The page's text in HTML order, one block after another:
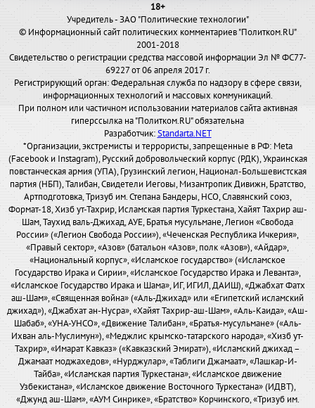
18+
Учредитель - ЗАО "Политические технологии"
© Информационный сайт политических комментариев "Политком.RU"
2001-2018
Свидетельство о регистрации средства массовой информации Эл № ФС77-
69227 от 06 апреля 2017 г.
Регистрирующий орган: Федеральная служба по надзору в сфере связи,
информационных технологий и массовых коммуникаций.
При полном или частичном использовании материалов сайта активная
гиперссылка на "Политком.RU" обязательна
Разработчик:Standarta.NET
*Организации, экстремисты и террористы, запрещенные в РФ: Meta
(Facebook и Instagram), Русский добровольческий корпус (РДК), Украинская
повстанческая армия (УПА), Грузинский легион, Национал-Большевистская
партия (НБП), Талибан, Свидетели Иеговы, Мизантропик Дивижн, Братство,
Артподготовка, Тризуб им. Степана Бандеры, НСО, Славянский союз,
Формат-18, Хизб ут-Тахрир, Исламская партия Туркестана, Хайят Тахрир аш-
Шам, Таухид валь-Джихад, АУЕ, Братья мусульмане, Легион «Свобода
России» («Легион Свобода России»), «Чеченская Республика Ичкерия»,
«Правый сектор», «Азов» (батальон «Азов», полк «Азов»), «Айдар»,
«Национальный корпус», «Исламское государство» («Исламское
Государство Ирака и Сирии», «Исламское Государство Ирака и Леванта»,
«Исламское Государство Ирака и Шама», ИГ, ИГИЛ, ДАИШ), «Джабхат Фатх
аш-Шам», «Священная война» («Аль-Джихад» или «Египетский исламский
джихад»), «Джабхат ан-Нусра», «Хайят Тахрир-аш-Шам», «Аль-Каида», «Аш-
Шабаб», «УНА-УНСО», «Движение Талибан», «Братья-мусульмане» («Аль-
Ихван аль-Муслимун»), «Меджлис крымско-татарского народа», «Хизб ут-
Тахрир», «Имарат Кавказ» («Кавказский Эмират»), «Исламский джихад –
Джамаат моджахедов», «Нурджулар», «Таблиги Джамаат», «Лашкар-И-
Тайба», «Исламская партия Туркестана», «Исламское движение
Узбекистана», «Исламское движение Восточного Туркестана» (ИДВТ),
«Джунд аш-Шам», «АУМ Синрике», «Братство» Корчинского, «Тризуб им.